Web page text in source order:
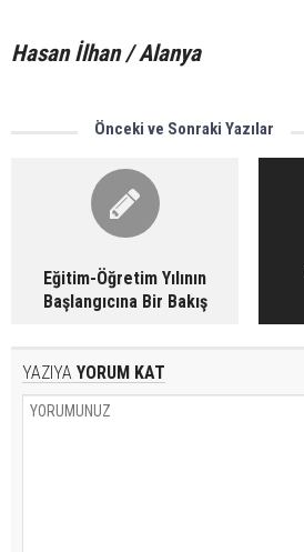
Hasan İlhan / Alanya
Önceki ve Sonraki Yazılar
Eğitim-Öğretim Yılının
Başlangıcına Bir Bakış
YAZIYA YORUM KAT